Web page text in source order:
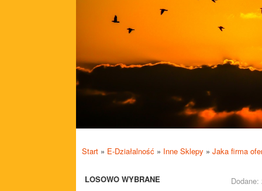
Start » E-Działalność » Inne Sklepy » Jaka firma
LOSOWO WYBRANE
Dodane: